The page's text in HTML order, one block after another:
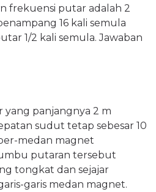
frekuensi putar adalah 2
16 kali semula
1/2 kali semula. Jawaban
yang panjangnya 2 m
sudut tetap sebesar 10
medan magnet
putaran tersebut
tongkat dan sejajar
garis medan magnet.